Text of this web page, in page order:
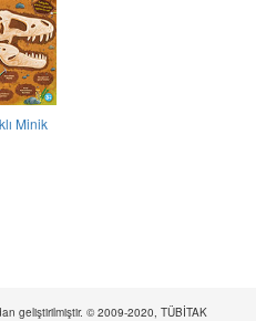
Minik
geliştirilmiştir. © 2009-2020, TÜBİTAK